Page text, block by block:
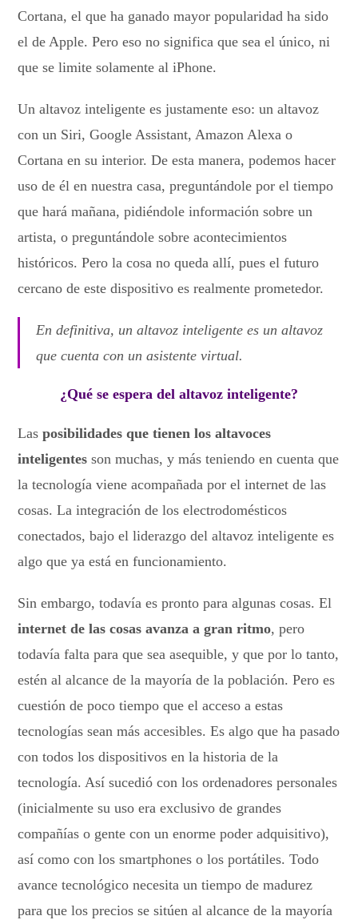
Cortana, el que ha ganado mayor popularidad ha sido
el de Apple. Pero eso no significa que sea el único, ni
que se limite solamente al iPhone.
Un altavoz inteligente es justamente eso: un altavoz
con un Siri, Google Assistant, Amazon Alexa o
Cortana en su interior. De esta manera, podemos hacer
uso de él en nuestra casa, preguntándole por el tiempo
que hará mañana, pidiéndole información sobre un
artista, o preguntándole sobre acontecimientos
históricos. Pero la cosa no queda allí, pues el futuro
cercano de este dispositivo es realmente prometedor.
En definitiva, un altavoz inteligente es un altavoz
que cuenta con un asistente virtual.
¿Qué se espera del altavoz inteligente?
Lasposibilidades que tienen los altavoces
inteligentes son muchas, y más teniendo en cuenta que
la tecnología viene acompañada por el internet de las
cosas. La integración de los electrodomésticos
conectados, bajo el liderazgo del altavoz inteligente es
algo que ya está en funcionamiento.
Sin embargo, todavía es pronto para algunas cosas. El
internet de las cosas avanza a gran ritmo, pero
todavía falta para que sea asequible, y que por lo tanto,
estén al alcance de la mayoría de la población. Pero es
cuestión de poco tiempo que el acceso a estas
tecnologías sean más accesibles. Es algo que ha pasado
con todos los dispositivos en la historia de la
tecnología. Así sucedió con los ordenadores personales
(inicialmente su uso era exclusivo de grandes
compañías o gente con un enorme poder adquisitivo),
así como con los smartphones o los portátiles. Todo
avance tecnológico necesita un tiempo de madurez
para que los precios se sitúen al alcance de la mayoría